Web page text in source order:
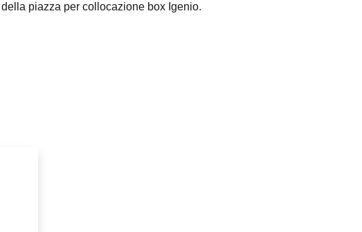
piazza per collocazione box Igenio.